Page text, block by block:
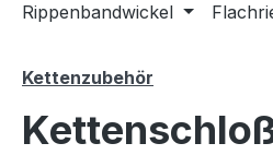
Rippenbandwickel
Kettenzubehör